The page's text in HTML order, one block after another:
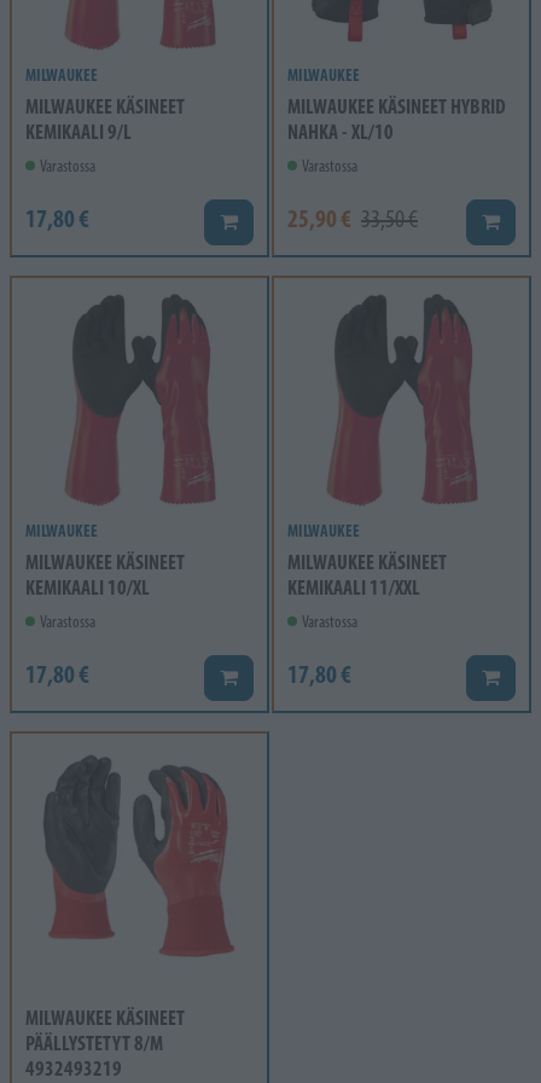
MILWAUKEE
MILWAUKEE KÄSINEET
KEMIKAALI 9/L
Varastossa
17,80 € Lisää koriin
MILWAUKEE
MILWAUKEE KÄSINEET HYBRID
NAHKA - XL/10
Varastossa
25,90 € 33,50 € Lisää
MILWAUKEE
MILWAUKEE KÄSINEET
KEMIKAALI 10/XL
Varastossa
17,80 € Lisää koriin
MILWAUKEE
MILWAUKEE KÄSINEET
KEMIKAALI 11/XXL
Varastossa
17,80 € Lisää
MILWAUKEE KÄSINEET
PÄÄLLYSTETYT 8/M
4932493219